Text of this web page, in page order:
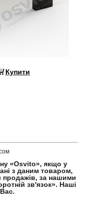
Купити
«Osvito», якщо у
з даним товаром,
продажів, за нашими
зв'язок». Наші